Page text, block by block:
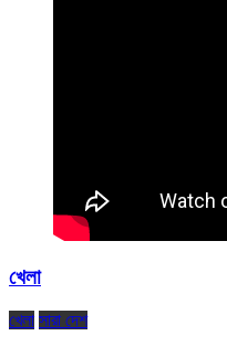
খেলা
খেলা সারা দেশ